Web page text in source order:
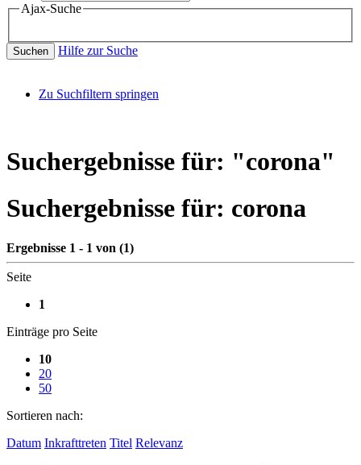
Ajax-Suche
Suchen Hilfe zur Suche
Zu Suchfiltern springen
Suchergebnisse für: "corona"
Suchergebnisse für: corona
Ergebnisse 1 - 1 von (1)
Seite
1
Einträge pro Seite
10
20
50
Sortieren nach:
Datum Inkrafttreten Titel Relevanz